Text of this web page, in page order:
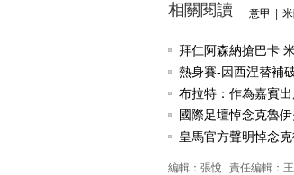
相關閱讀 意甲
拜仁阿森納搶巴卡
熱身賽-因西涅替補
布拉特：作為嘉賓出
國際足壇悼念克魯
皇馬官方聲明悼念
編輯：張悅 責任編輯：